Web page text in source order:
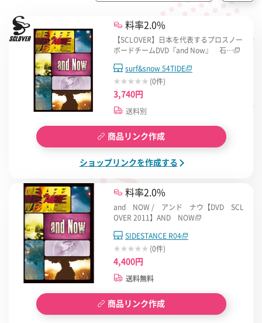
料率2.0%
【SCLOVER】日本を代表するプロスノー
ボードチームDVD『and Now』 石…
surf&snow 54TIDE
(0件)
3,740円
送料別
商品リンク作成
ショップリンクを作成する
料率2.0%
and NOW / アンド ナウ【DVD SCL
OVER 2011】AND NOW
SIDESTANCE R04
(0件)
4,400円
送料無料
商品リンク作成